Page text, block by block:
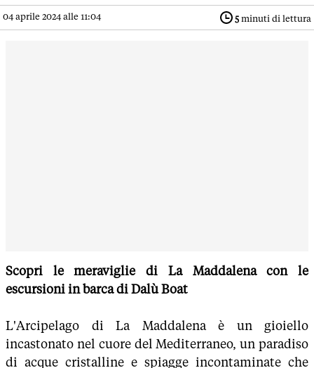
04 aprile 2024 alle 11:04 5 minuti di lettura
Scopri le meraviglie di La Maddalena con le
escursioni in barca di Dalù Boat
L'Arcipelago di La Maddalena è un gioiello
incastonato nel cuore del Mediterraneo, un paradiso
di acque cristalline e spiagge incontaminate che